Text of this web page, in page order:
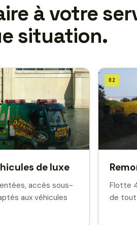
à votre
situation.
de luxe
accès sous-
aux véhicules
02
Flotte
de tout